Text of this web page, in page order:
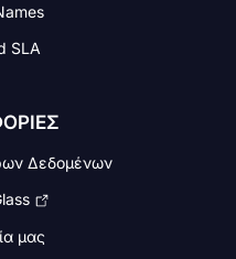
SLA
Δεδομένων
μας